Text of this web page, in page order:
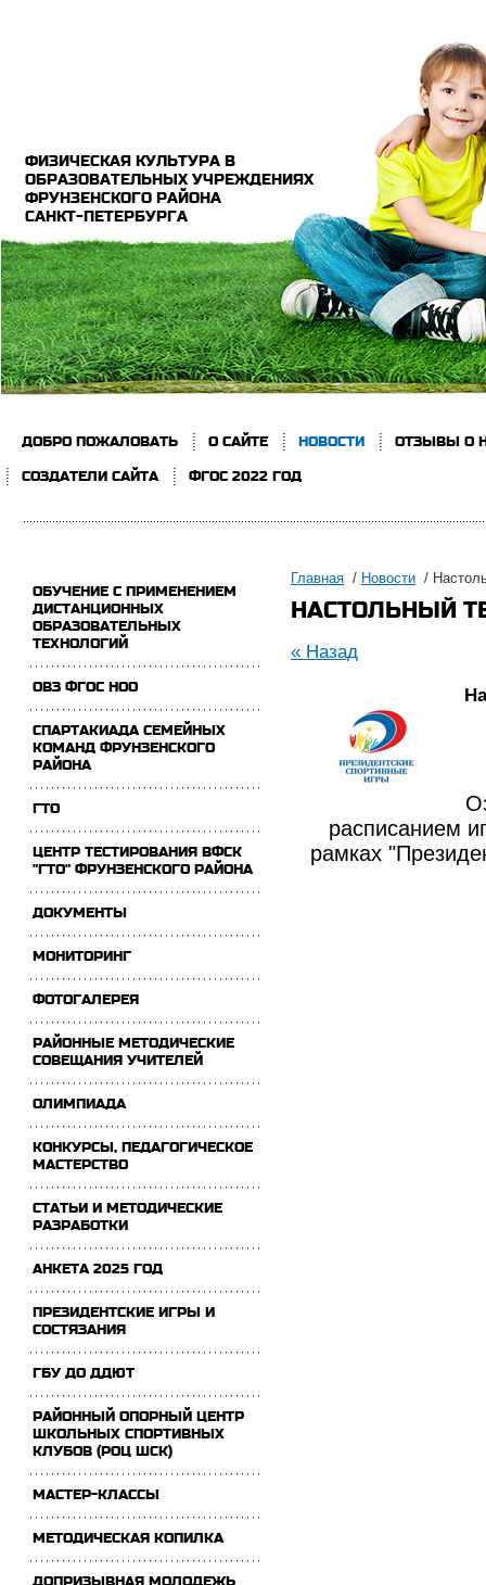
ФИЗИЧЕСКАЯ КУЛЬТУРА В
ОБРАЗОВАТЕЛЬНЫХ УЧРЕЖДЕНИЯХ
ФРУНЗЕНСКОГО РАЙОНА
САНКТ-ПЕТЕРБУРГА
ДОБРО ПОЖАЛОВАТЬ О САЙТЕ НОВОСТИ
ОТЗЫВЫ О
СОЗДАТЕЛИ САЙТА
ФГОС 2022 ГОД
Главная / Новости /
НАСТОЛЬНЫЙ
« Назад
расписанием
рамках
ОБУЧЕНИЕ С ПРИМЕНЕНИЕМ
ДИСТАНЦИОННЫХ
ОБРАЗОВАТЕЛЬНЫХ
ТЕХНОЛОГИЙ
ОВЗ ФГОС НОО
СПАРТАКИАДА СЕМЕЙНЫХ
КОМАНД ФРУНЗЕНСКОГО
РАЙОНА
ГТО
ЦЕНТР ТЕСТИРОВАНИЯ ВФСК
"ГТО" ФРУНЗЕНСКОГО РАЙОНА
ДОКУМЕНТЫ
МОНИТОРИНГ
ФОТОГАЛЕРЕЯ
РАЙОННЫЕ МЕТОДИЧЕСКИЕ
СОВЕЩАНИЯ УЧИТЕЛЕЙ
ОЛИМПИАДА
КОНКУРСЫ, ПЕДАГОГИЧЕСКОЕ
МАСТЕРСТВО
СТАТЬИ И МЕТОДИЧЕСКИЕ
РАЗРАБОТКИ
АНКЕТА 2025 ГОД
ПРЕЗИДЕНТСКИЕ ИГРЫ И
СОСТЯЗАНИЯ
ГБУ ДО ДДЮТ
РАЙОННЫЙ ОПОРНЫЙ ЦЕНТР
ШКОЛЬНЫХ СПОРТИВНЫХ
КЛУБОВ (РОЦ ШСК)
МАСТЕР-КЛАССЫ
МЕТОДИЧЕСКАЯ КОПИЛКА